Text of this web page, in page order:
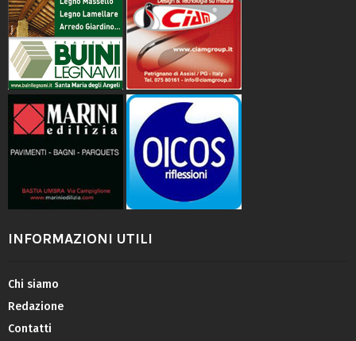
INFORMAZIONI UTILI
Chi siamo
Redazione
Contatti